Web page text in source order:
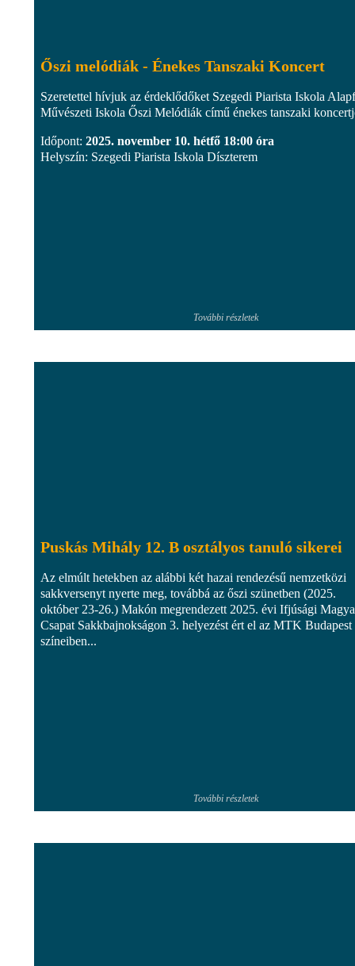
Őszi melódiák - Énekes Tanszaki Koncert
Szeretettel hívjuk az érdeklődőket Szegedi Piarista Iskola
Művészeti Iskola Őszi Melódiák című énekes tanszaki
Időpont: 2025. november 10. hétfő 18:00 óra
Helyszín: Szegedi Piarista Iskola Díszterem
További részletek
Puskás Mihály 12. B osztályos tanuló sikerei
Az elmúlt hetekben az alábbi két hazai rendezésű nemzetközi
sakkversenyt nyerte meg, továbbá az őszi szünetben (2025.
október 23-26.) Makón megrendezett 2025. évi Ifjúsági
Csapat Sakkbajnokságon 3. helyezést ért el az MTK Budapest
színeiben...
További részletek